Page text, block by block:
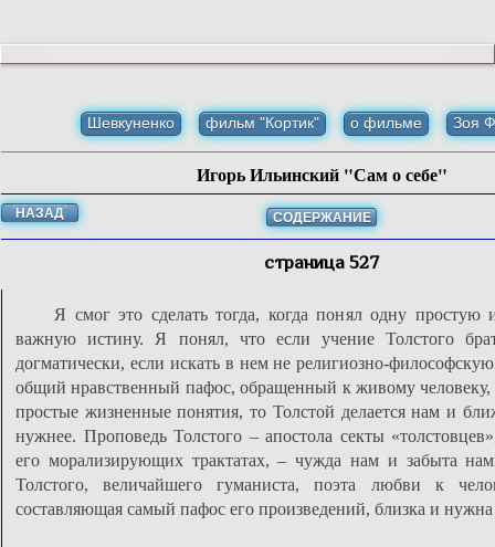
Шевкуненко фильм "Кортик" о фильме Зоя
Игорь Ильинский "Сам о себе"
НАЗАД СОДЕРЖАНИЕ
страница 527
Я смог это сделать тогда, когда понял одну простую
важную истину. Я понял, что если учение Толстого
догматически, если искать в нем не религиозно-
общий нравственный пафос, обращенный к живому человеку,
простые жизненные понятия, то Толстой делается нам и
нужнее. Проповедь Толстого – апостола секты
его морализирующих трактатах, – чужда нам и забыта
Толстого, величайшего гуманиста, поэта любви к
составляющая самый пафос его произведений, близка и